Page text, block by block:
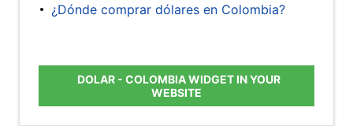
¿Dónde comprar dólares en Colombia?
DOLAR - COLOMBIA WIDGET IN YOUR
WEBSITE